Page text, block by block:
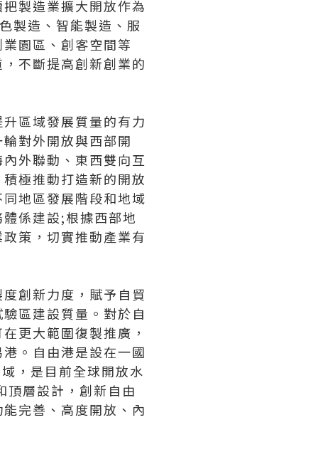
製造業擴大開放作為
製造、智能製造、服
園區、創客空間等
不斷提高創新創業的
區域發展質量的有力
對外開放與西部開
外聯動、東西雙向互
極推動打造新的開放
地區發展階段和地域
係建設;根據西部地
策，切實推動產業有
創新力度，賦予自貿
區建設質量。對於自
更大範圍復製推廣，
。自由港是設在一國
，是目前全球開放水
頂層設計，創新自由
完善、高度開放、內